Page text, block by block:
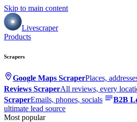
Skip to main content
Livescraper
Products
Scrapers
Google Maps ScraperPlaces,
Reviews ScraperAll reviews, every
ScraperEmails, phones, socials B2B
ultimate lead source
Most popular